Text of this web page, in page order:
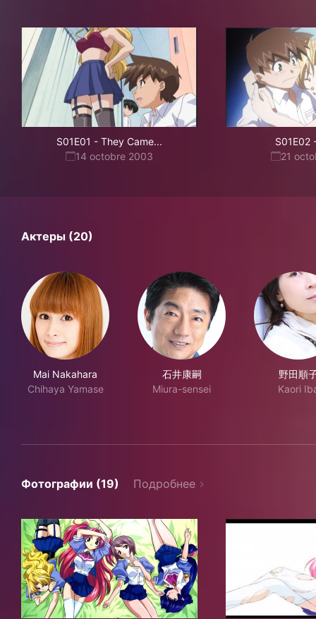
S01E01 - They Came...
14 octobre 2003
S01E02
21
Актеры (20)
Mai Nakahara
Chihaya Yamase
石井康嗣
Miura-sensei
野田順
Kaori
Фотографии (19) Подробнее